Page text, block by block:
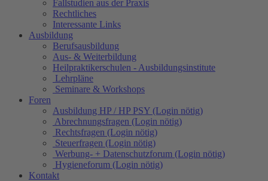
Fallstudien aus der Praxis
Rechtliches
Interessante Links
Ausbildung
Berufsausbildung
Aus- & Weiterbildung
Heilpraktikerschulen - Ausbildungsinstitute
Lehrpläne
Seminare & Workshops
Foren
Ausbildung HP / HP PSY (Login nötig)
Abrechnungsfragen (Login nötig)
Rechtsfragen (Login nötig)
Steuerfragen (Login nötig)
Werbung- + Datenschutzforum (Login nötig)
Hygieneforum (Login nötig)
Kontakt